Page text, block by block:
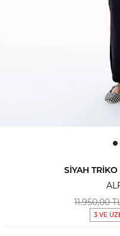
SIYAH
11.950,00
3 VE